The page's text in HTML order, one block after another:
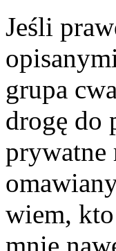
Jeśli
grupa
drogę do
prywatne
wiem,
mnie